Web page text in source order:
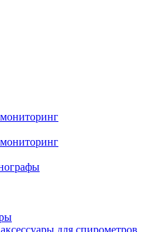
для спирометров